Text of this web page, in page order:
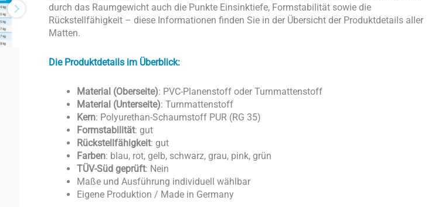
durch das Raumgewicht auch die Punkte Einsinktiefe, Formstabilität sowie die
Rückstellfähigkeit – diese Informationen finden Sie in der Übersicht der Produktdetails aller
Matten.
Die Produktdetails im Überblick:
Material (Oberseite): PVC-Planenstoff oder Turnmattenstoff
Material (Unterseite): Turnmattenstoff
Kern: Polyurethan-Schaumstoff PUR (RG 35)
Formstabilität: gut
Rückstellfähigkeit: gut
Farben: blau, rot, gelb, schwarz, grau, pink, grün
TÜV-Süd geprüft: Nein
Maße und Ausführung individuell wählbar
Eigene Produktion / Made in Germany